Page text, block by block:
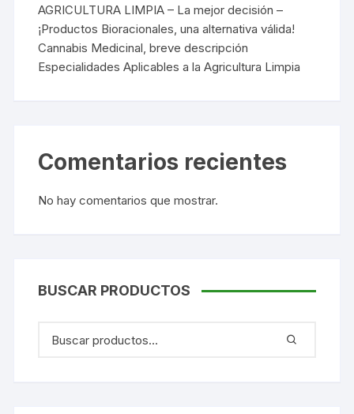
AGRICULTURA LIMPIA – La mejor decisión –
¡Productos Bioracionales, una alternativa válida!
Cannabis Medicinal, breve descripción
Especialidades Aplicables a la Agricultura Limpia
Comentarios recientes
No hay comentarios que mostrar.
BUSCAR PRODUCTOS